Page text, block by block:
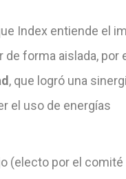
Index entiende el
forma aislada, por
, que logró una
el uso de energías
(electo por el comité